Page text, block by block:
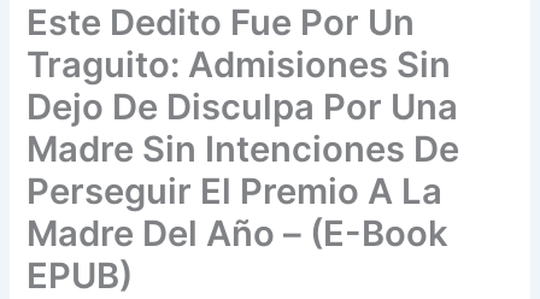
Este Dedito Fue Por Un
Traguito: Admisiones Sin
Dejo De Disculpa Por Una
Madre Sin Intenciones De
Perseguir El Premio A La
Madre Del Año – (E-Book
EPUB)